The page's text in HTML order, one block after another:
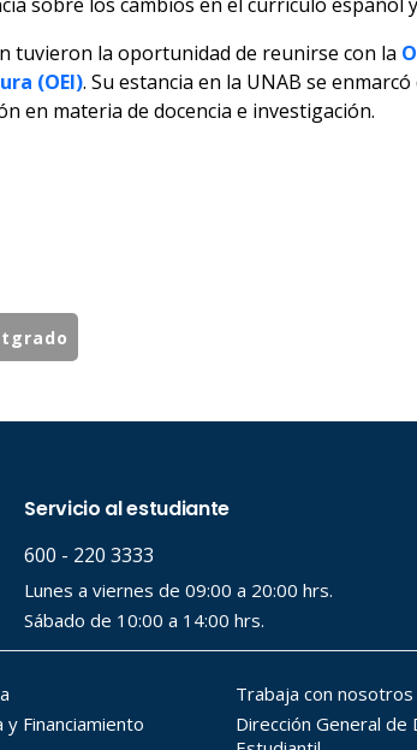
tuvieron la oportunidad de reunirse con la
(OEI). Su estancia en la UNAB se
en materia de docencia e investigación.